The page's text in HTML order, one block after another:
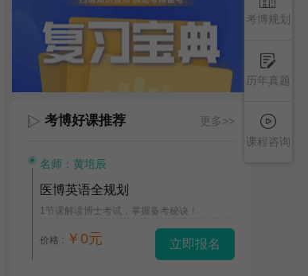
考博规划
历年真题
课程咨询
考博好课推荐 更多>>
名师：黄培辰
医博英语全规划
1节课解读博士考试，掌握备考秘诀！
价格 : ￥0元 立即报名